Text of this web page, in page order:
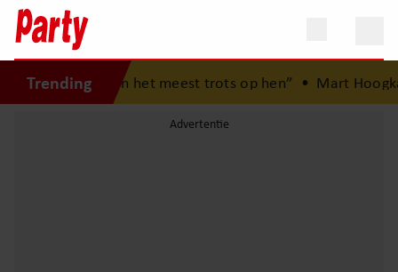
Trending“Ik ben het meest trots op hen”•Mart